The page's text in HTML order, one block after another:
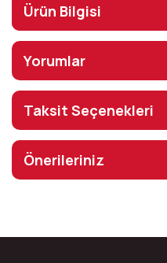
Ürün Bilgisi
Yorumlar
Taksit Seçenekleri
Önerileriniz